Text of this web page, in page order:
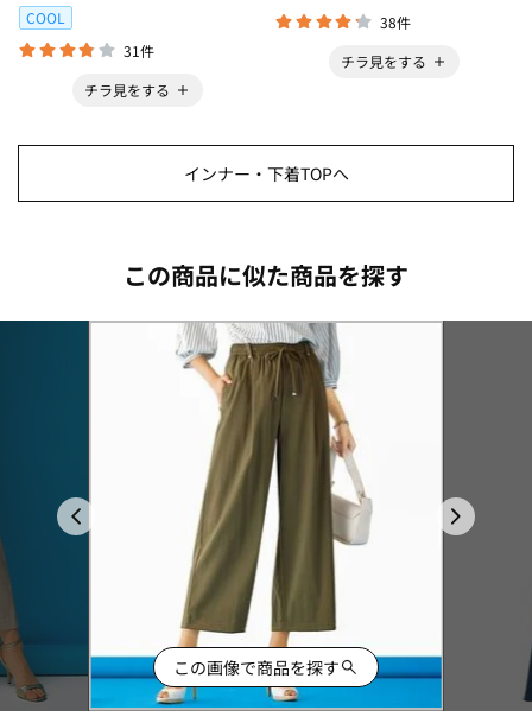
COOL
31件
チラ見をする
38件
チラ見をする
インナー・下着TOPへ
この商品に似た商品を探す
この画像で商品を探す